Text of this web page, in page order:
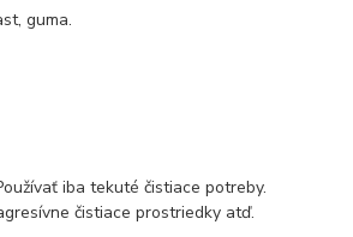
guma.
iba tekuté čistiace potreby.
čistiace prostriedky atď.